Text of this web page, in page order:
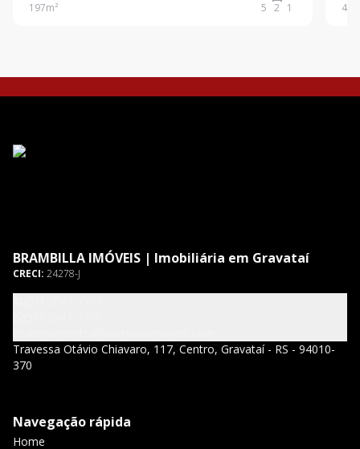
197m² 5 2 1 450
BRAMBILLA IMÓVEIS | Imobiliária em Gravataí
CRECI: 24278-J
Travessa Otávio Chiavaro, 117, Centro, Gravataí - RS - 94010-
370
Navegação rápida
Home